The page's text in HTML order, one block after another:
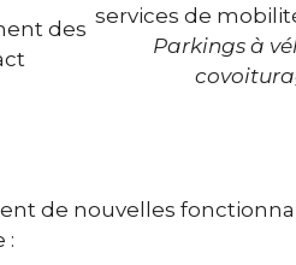
des
services de
Parkings à
de nouvelles
: